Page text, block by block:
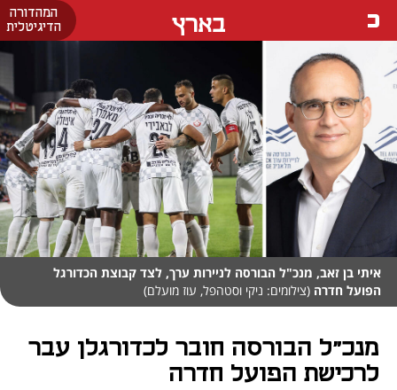
המהדורה
הדיגיטלית
בארץ
איתי בן זאב, מנכ"ל הבורסה לניירות ערך, לצד קבוצת הכדורגל
הפועל חדרה (צילומים: ניקי וסטהפל, עוז מועלם)
מנכ"ל הבורסה חובר לכדורגלן עבר
לרכישת הפועל חדרה